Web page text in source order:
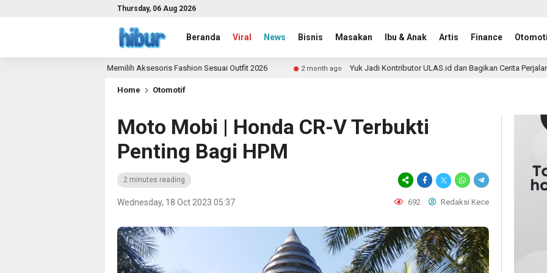
Thursday, 06 Aug 2026
Beranda Viral News Bisnis Masakan Ibu & Anak Artis Finance
Panduan Memilih Aksesoris Fashion Sesuai Outfit 2026 2 month ago Yuk Jadi Kontributor ULAS.id dan Bagikan Cerita Perjalananmu ke Lebih
Home Otomotif
Moto Mobi | Honda CR-V Terbukti
Penting Bagi HPM
2 minutes reading
Wednesday, 18 Oct 2023 05:37 692 Redaksi Kece